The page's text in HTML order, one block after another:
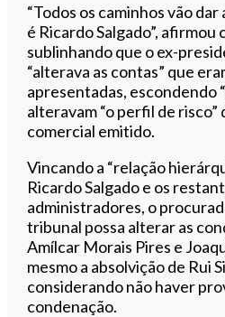
“Todos os caminhos vão dar
é Ricardo Salgado”, afirmou
sublinhando que o ex-
“alterava as contas” que
apresentadas, escondendo
alteravam “o perfil de risco”
comercial emitido.
Vincando a “relação
Ricardo Salgado e os
administradores, o
tribunal possa alterar as
Amílcar Morais Pires e
mesmo a absolvição de Rui
considerando não haver
condenação.